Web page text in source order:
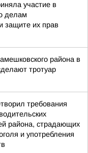
участие в
делам
защите их прав
района в
тротуар
требования
района, страдающих
и употребления